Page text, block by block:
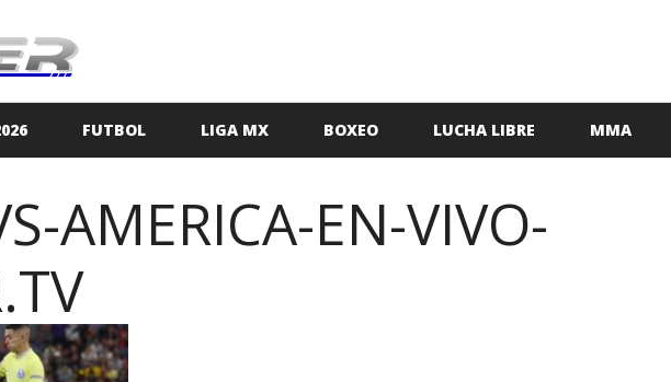
FUTBOL LIGA MX BOXEO LUCHA LIBRE MMA
AMERICA-EN-VIVO-